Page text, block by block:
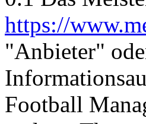
https://
"Anbieter"
Football